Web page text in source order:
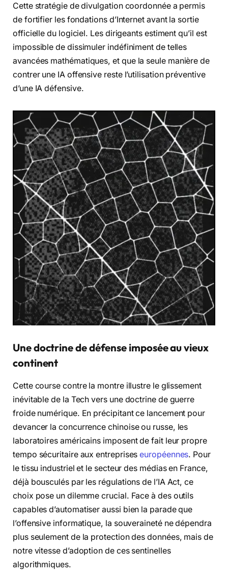
Cette stratégie de divulgation coordonnée a permis
de fortifier les fondations d’Internet avant la sortie
officielle du logiciel. Les dirigeants estiment qu’il est
impossible de dissimuler indéfiniment de telles
avancées mathématiques, et que la seule manière de
contrer une IA offensive reste l’utilisation préventive
d’une IA défensive.
Une doctrine de défense imposée au vieux
continent
Cette course contre la montre illustre le glissement
inévitable de la Tech vers une doctrine de guerre
froide numérique. En précipitant ce lancement pour
devancer la concurrence chinoise ou russe, les
laboratoires américains imposent de fait leur propre
tempo sécuritaire aux entrepriseseuropéennes. Pour
le tissu industriel et le secteur des médias en France,
déjà bousculés par les régulations de l’IA Act, ce
choix pose un dilemme crucial. Face à des outils
capables d’automatiser aussi bien la parade que
l’offensive informatique, la souveraineté ne dépendra
plus seulement de la protection des données, mais de
notre vitesse d’adoption de ces sentinelles
algorithmiques.